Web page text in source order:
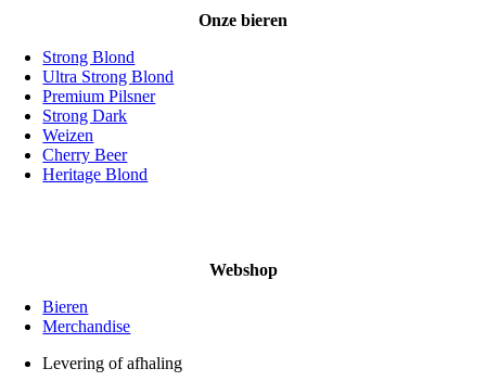
Onze bieren
Strong Blond
Ultra Strong Blond
Premium Pilsner
Strong Dark
Weizen
Cherry Beer
Heritage Blond
Webshop
Bieren
Merchandise
Levering of afhaling